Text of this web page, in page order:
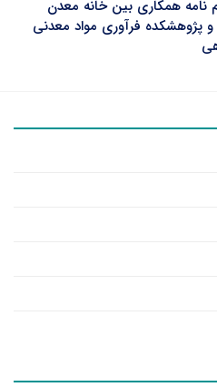
نامه همکاری بین خانه معدن
و پژوهشکده فرآوری مواد معدنی